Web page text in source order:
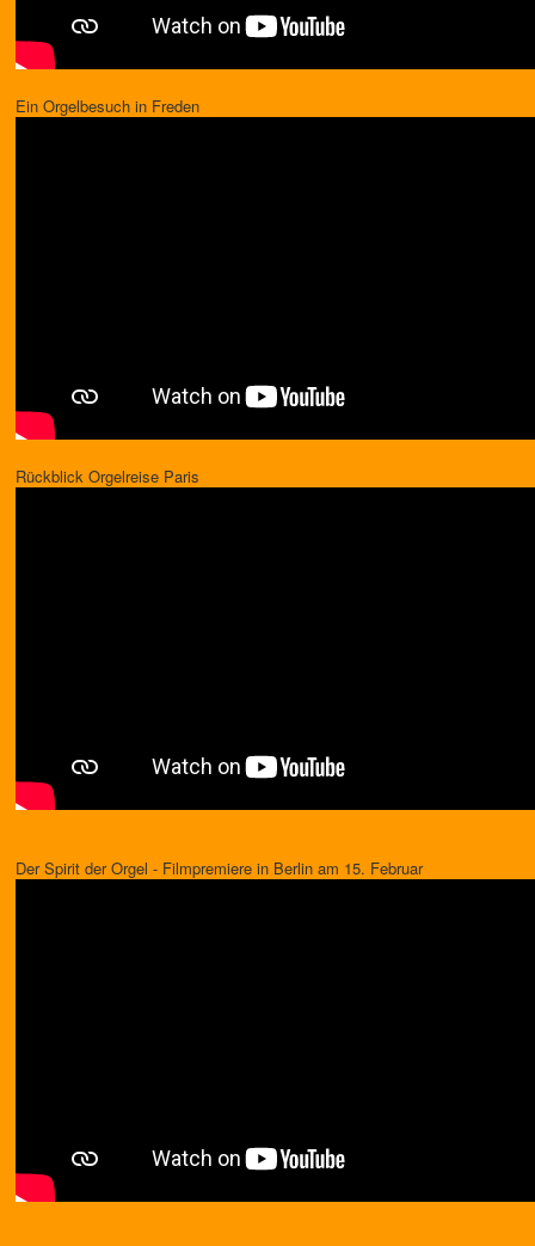
Ein Orgelbesuch in Freden
Rückblick Orgelreise Paris
Der Spirit der Orgel - Filmpremiere in Berlin am 15. Februar